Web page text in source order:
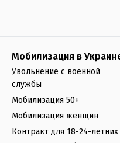
Мобилизация в
Увольнение с военной
службы
Мобилизация 50+
Мобилизация женщин
Контракт для 18-24-летних